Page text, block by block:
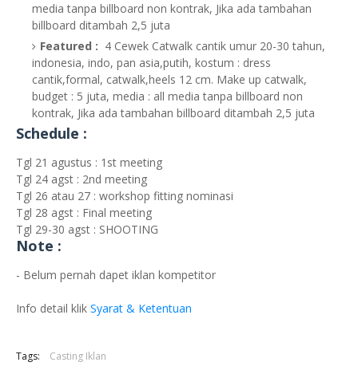
media tanpa billboard non kontrak, Jika ada tambahan
billboard ditambah 2,5 juta
Featured : 4 Cewek Catwalk cantik umur 20-30 tahun,
indonesia, indo, pan asia,putih, kostum : dress
cantik,formal, catwalk,heels 12 cm. Make up catwalk,
budget : 5 juta, media : all media tanpa billboard non
kontrak, Jika ada tambahan billboard ditambah 2,5 juta
Schedule :
Tgl 21 agustus : 1st meeting
Tgl 24 agst : 2nd meeting
Tgl 26 atau 27 : workshop fitting nominasi
Tgl 28 agst : Final meeting
Tgl 29-30 agst : SHOOTING
Note :
- Belum pernah dapet iklan kompetitor
Info detail klik Syarat & Ketentuan
Tags: Casting Iklan